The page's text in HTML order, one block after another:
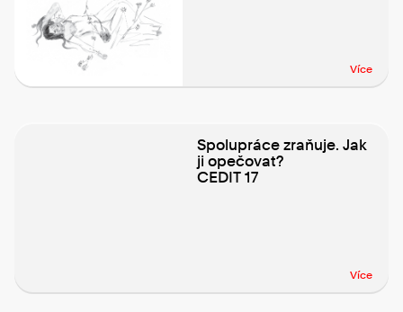
Více
Spolupráce zraňuje. Jak
ji opečovat?
CEDIT 17
Více